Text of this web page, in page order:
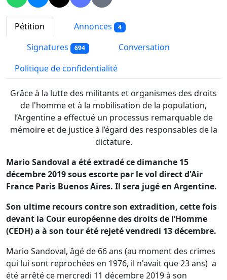
Pétition Annonces 4
Signatures 694
Conversation
Politique de confidentialité
Grâce à la lutte des militants et organismes des droits
de l'homme et à la mobilisation de la population,
l’Argentine a effectué un processus remarquable de
mémoire et de justice à l’égard des responsables de la
dictature.
Mario Sandoval a été extradé ce dimanche 15
décembre 2019 sous escorte par le vol direct d'Air
France Paris Buenos Aires. Il sera jugé en Argentine.
Son ultime recours contre son extradition, cette fois
devant la Cour européenne des droits de l’Homme
(CEDH) a à son tour été rejeté vendredi 13 décembre.
Mario Sandoval, âgé de 66 ans (au moment des crimes
qui lui sont reprochées en 1976, il n'avait que 23 ans) a
été arrêté ce mercredi 11 décembre 2019 à son